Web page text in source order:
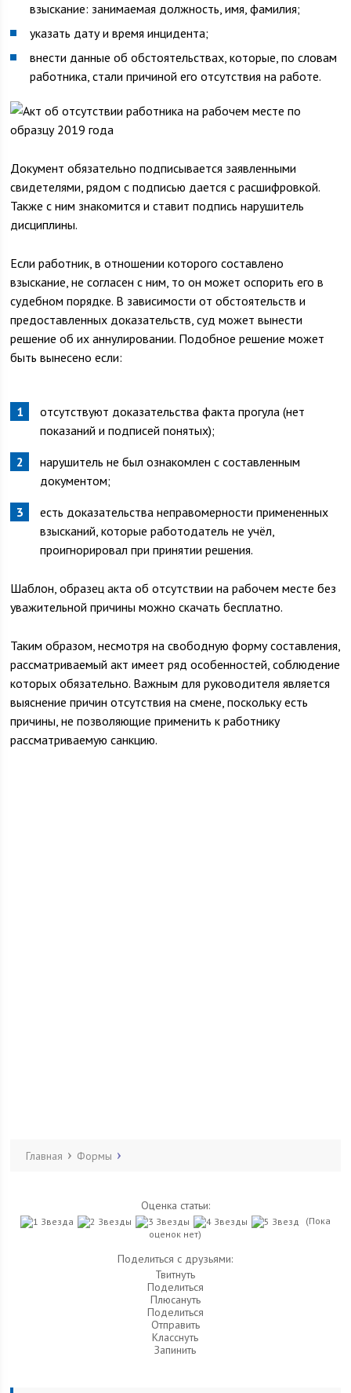
взыскание: занимаемая должность, имя, фамилия;
указать дату и время инцидента;
внести данные об обстоятельствах, которые, по словам
работника, стали причиной его отсутствия на работе.
Документ обязательно подписывается заявленными
свидетелями, рядом с подписью дается с расшифровкой.
Также с ним знакомится и ставит подпись нарушитель
дисциплины.
Если работник, в отношении которого составлено
взыскание, не согласен с ним, то он может оспорить его в
судебном порядке. В зависимости от обстоятельств и
предоставленных доказательств, суд может вынести
решение об их аннулировании. Подобное решение может
быть вынесено если:
отсутствуют доказательства факта прогула (нет
показаний и подписей понятых);
нарушитель не был ознакомлен с составленным
документом;
есть доказательства неправомерности примененных
взысканий, которые работодатель не учёл,
проигнорировал при принятии решения.
Шаблон, образец акта об отсутствии на рабочем месте без
уважительной причины можно скачать бесплатно.
Таким образом, несмотря на свободную форму составления,
рассматриваемый акт имеет ряд особенностей, соблюдение
которых обязательно. Важным для руководителя является
выяснение причин отсутствия на смене, поскольку есть
причины, не позволяющие применить к работнику
рассматриваемую санкцию.
Главная Формы
Оценка статьи:
(Пока
оценок нет)
Поделиться с друзьями:
Твитнуть
Поделиться
Плюсануть
Поделиться
Отправить
Класснуть
Запинить